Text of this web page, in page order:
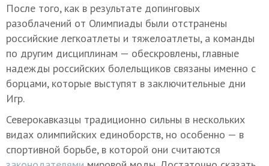
После того, как в результате допинговых
разоблачений от Олимпиады были отстранены
российские легкоатлеты и тяжелоатлеты, а команды
по другим дисциплинам — обескровлены, главные
надежды российских болельщиков связаны именно с
борцами, которые выступят в заключительные дни
Игр.
Северокавказцы традиционно сильны в нескольких
видах олимпийских единоборств, но особенно — в
спортивной борьбе, в которой они считаются